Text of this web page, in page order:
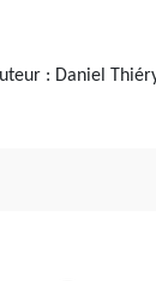
La-Rotonde
: Daniel